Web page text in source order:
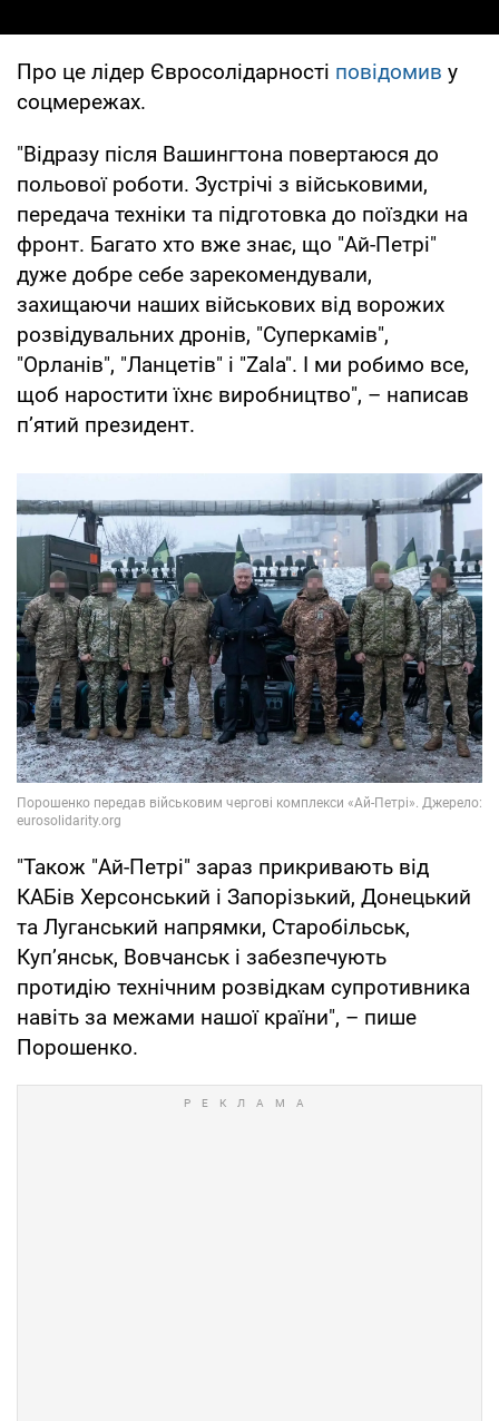
Про це лідер Євросолідарності повідомив у
соцмережах.
"Відразу після Вашингтона повертаюся до
польової роботи. Зустрічі з військовими,
передача техніки та підготовка до поїздки на
фронт. Багато хто вже знає, що "Ай-Петрі"
дуже добре себе зарекомендували,
захищаючи наших військових від ворожих
розвідувальних дронів, "Cуперкамів",
"Орланів", "Ланцетів" і "Zala". І ми робимо все,
щоб наростити їхнє виробництво", – написав
пʼятий президент.
"Також "Ай-Петрі" зараз прикривають від
КАБів Херсонський і Запорізький, Донецький
та Луганський напрямки, Старобільськ,
Куп’янськ, Вовчанськ і забезпечують
протидію технічним розвідкам супротивника
навіть за межами нашої країни", – пише
Порошенко.